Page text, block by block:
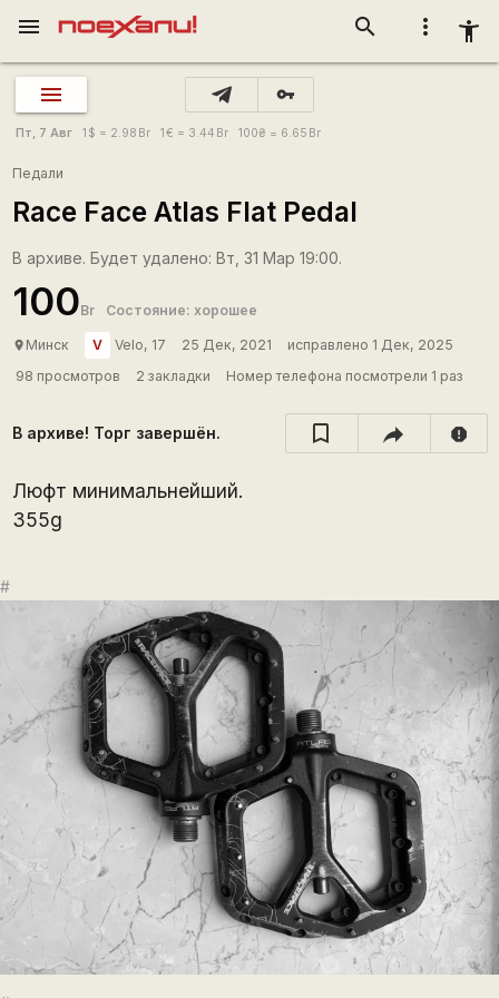
more_vert accessibility_new
search
menu
vpn_key
Пт, 7 Авг 1 $ = 2.98 Br 1€ = 3.44 Br 100₴ = 6.65 Br
Педали
Race Face Atlas Flat Pedal
В архиве. Будет удалено: Вт, 31 Мар 19:00.
100Br Состояние: хорошее
place Минск V Velo, 17 25 Дек, 2021
исправлено 1 Дек, 2025
98 просмотров
2 закладки Номер телефона посмотрели 1 раз
В архиве! Торг завершён. report
Люфт минимальнейший.
355g
#